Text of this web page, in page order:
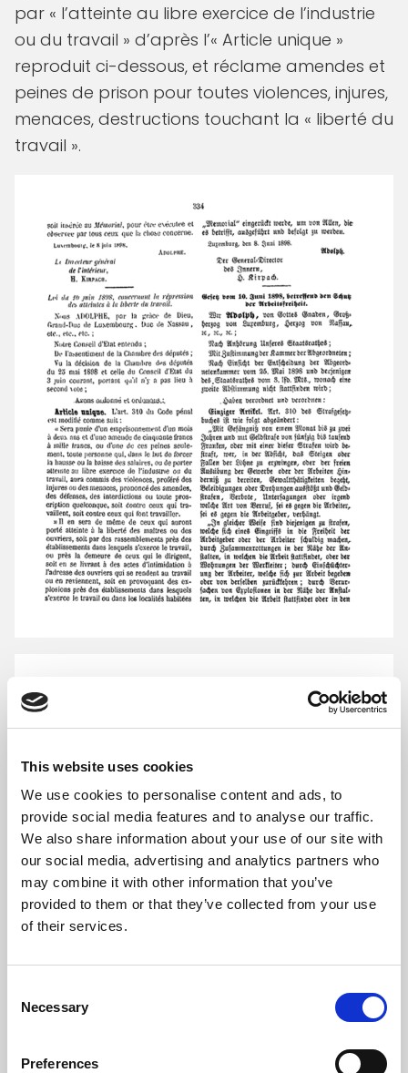
This website uses cookies
We use cookies to personalise content and ads, to
provide social media features and to analyse our traffic.
We also share information about your use of our site with
our social media, advertising and analytics partners who
may combine it with other information that you’ve
provided to them or that they’ve collected from your use
of their services.
Selection
Necessary
Preferences
par « l’atteinte au libre exercice de l’industrie
ou du travail » d’après l’« Article unique »
reproduit ci-dessous, et réclame amendes et
peines de prison pour toutes violences, injures,
menaces, destructions touchant la « liberté du
travail ».
La loi du 10 juin 1898 avec l’article 310[4]
répressive qu’en France où la loi de 1864
constatent un délit, la loi luxembourgeoise ne